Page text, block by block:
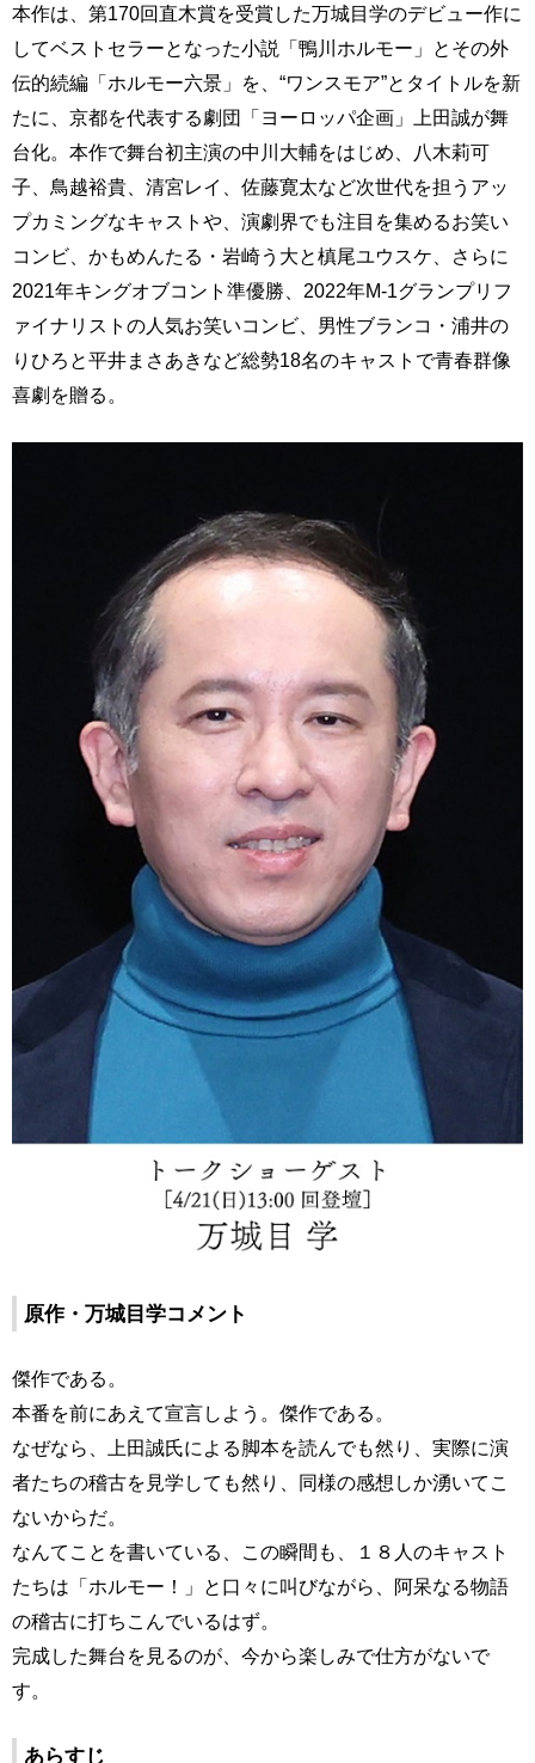
本作は、第170回直木賞を受賞した万城目学のデビュー作に
してベストセラーとなった小説「鴨川ホルモー」とその外
伝的続編「ホルモー六景」を、“ワンスモア”とタイトルを新
たに、京都を代表する劇団「ヨーロッパ企画」上田誠が舞
台化。本作で舞台初主演の中川大輔をはじめ、八木莉可
子、鳥越裕貴、清宮レイ、佐藤寛太など次世代を担うアッ
プカミングなキャストや、演劇界でも注目を集めるお笑い
コンビ、かもめんたる・岩崎う大と槙尾ユウスケ、さらに
2021年キングオブコント準優勝、2022年M-1グランプリフ
ァイナリストの人気お笑いコンビ、男性ブランコ・浦井の
りひろと平井まさあきなど総勢18名のキャストで青春群像
喜劇を贈る。
原作・万城目学コメント
傑作である。
本番を前にあえて宣言しよう。傑作である。
なぜなら、上田誠氏による脚本を読んでも然り、実際に演
者たちの稽古を見学しても然り、同様の感想しか湧いてこ
ないからだ。
なんてことを書いている、この瞬間も、１８人のキャスト
たちは「ホルモー！」と口々に叫びながら、阿呆なる物語
の稽古に打ちこんでいるはず。
完成した舞台を見るのが、今から楽しみで仕方がないで
す。
あらすじ